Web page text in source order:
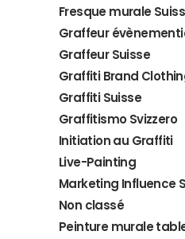
Fresque murale
Graffeur
Graffeur Suisse
Graffiti Brand
Graffiti Suisse
Graffitismo Svizzero
Initiation au Graffiti
Live-Painting
Marketing Influence
Non classé
Peinture murale